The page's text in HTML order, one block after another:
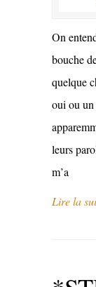
On
bouche
quelque
oui ou un
leurs
m’a
Lire la